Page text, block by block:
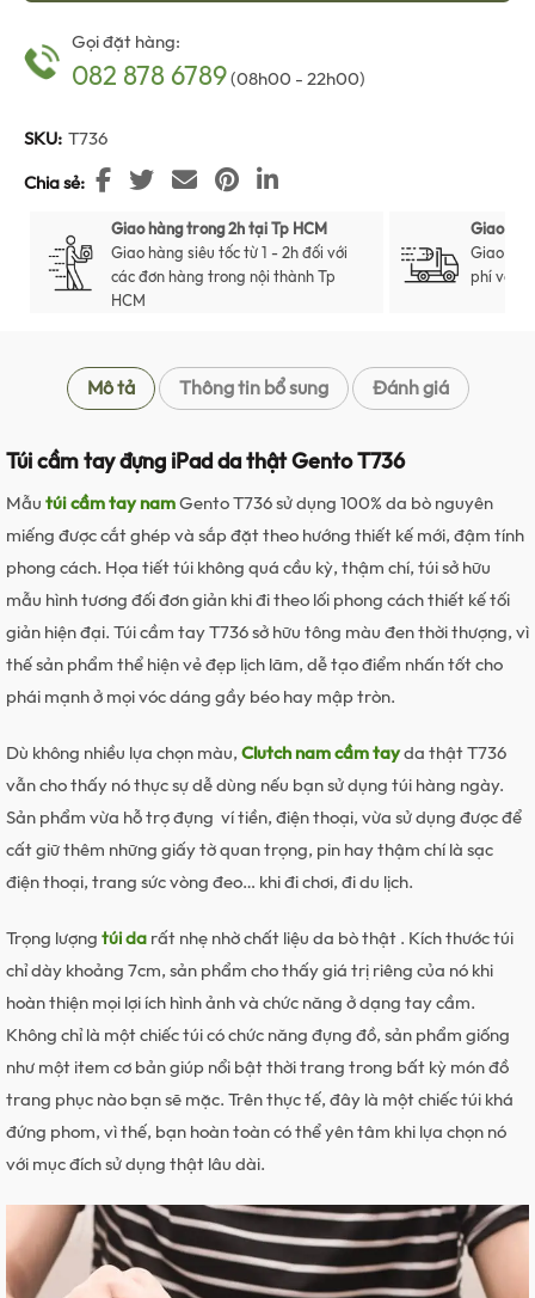
Gọi đặt hàng:
082 878 6789(08h00 - 22h00)
SKU: T736
Chia sẻ
Giao hàng trong 2h tại Tp HCM
Giao hàng siêu tốc từ 1 - 2h đối với
các đơn hàng trong nội thành Tp
HCM
Giao
Giao
phí với
Mô tả Thông tin bổ sung Đánh giá
Túi cầm tay đựng iPad da thật Gento T736
Mẫutúi cầm tay namGento T736 sử dụng 100% da bò nguyên
miếng được cắt ghép và sắp đặt theo hướng thiết kế mới, đậm tính
phong cách. Họa tiết túi không quá cầu kỳ, thậm chí, túi sở hữu
mẫu hình tương đối đơn giản khi đi theo lối phong cách thiết kế tối
giản hiện đại. Túi cầm tay T736 sở hữu tông màu đen thời thượng, vì
thế sản phẩm thể hiện vẻ đẹp lịch lãm, dễ tạo điểm nhấn tốt cho
phái mạnh ở mọi vóc dáng gầy béo hay mập tròn.
Dù không nhiều lựa chọn màu,Clutch nam cầm tayda thật T736
vẫn cho thấy nó thực sự dễ dùng nếu bạn sử dụng túi hàng ngày.
Sản phẩm vừa hỗ trợ đựng ví tiền, điện thoại, vừa sử dụng được để
cất giữ thêm những giấy tờ quan trọng, pin hay thậm chí là sạc
điện thoại, trang sức vòng đeo… khi đi chơi, đi du lịch.
Trọng lượngtúi darất nhẹ nhờ chất liệu da bò thật . Kích thước túi
chỉ dày khoảng 7cm, sản phẩm cho thấy giá trị riêng của nó khi
hoàn thiện mọi lợi ích hình ảnh và chức năng ở dạng tay cầm.
Không chỉ là một chiếc túi có chức năng đựng đồ, sản phẩm giống
như một item cơ bản giúp nổi bật thời trang trong bất kỳ món đồ
trang phục nào bạn sẽ mặc. Trên thực tế, đây là một chiếc túi khá
đứng phom, vì thế, bạn hoàn toàn có thể yên tâm khi lựa chọn nó
với mục đích sử dụng thật lâu dài.